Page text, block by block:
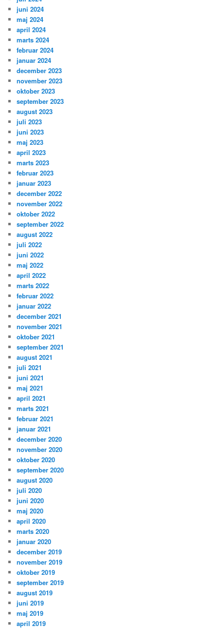
juni 2024
maj 2024
april 2024
marts 2024
februar 2024
januar 2024
december 2023
november 2023
oktober 2023
september 2023
august 2023
juli 2023
juni 2023
maj 2023
april 2023
marts 2023
februar 2023
januar 2023
december 2022
november 2022
oktober 2022
september 2022
august 2022
juli 2022
juni 2022
maj 2022
april 2022
marts 2022
februar 2022
januar 2022
december 2021
november 2021
oktober 2021
september 2021
august 2021
juli 2021
juni 2021
maj 2021
april 2021
marts 2021
februar 2021
januar 2021
december 2020
november 2020
oktober 2020
september 2020
august 2020
juli 2020
juni 2020
maj 2020
april 2020
marts 2020
januar 2020
december 2019
november 2019
oktober 2019
september 2019
august 2019
juni 2019
maj 2019
april 2019